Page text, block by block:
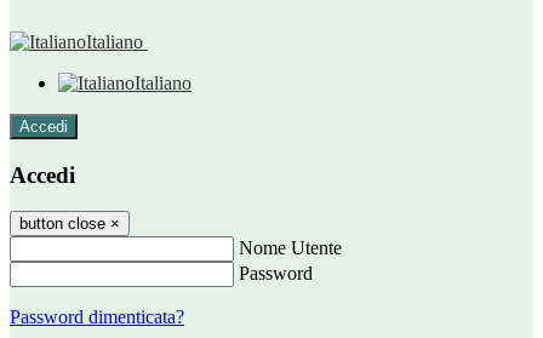
Italiano
Italiano
Accedi
Accedi
button close ×
Nome Utente
Password
Password dimenticata?